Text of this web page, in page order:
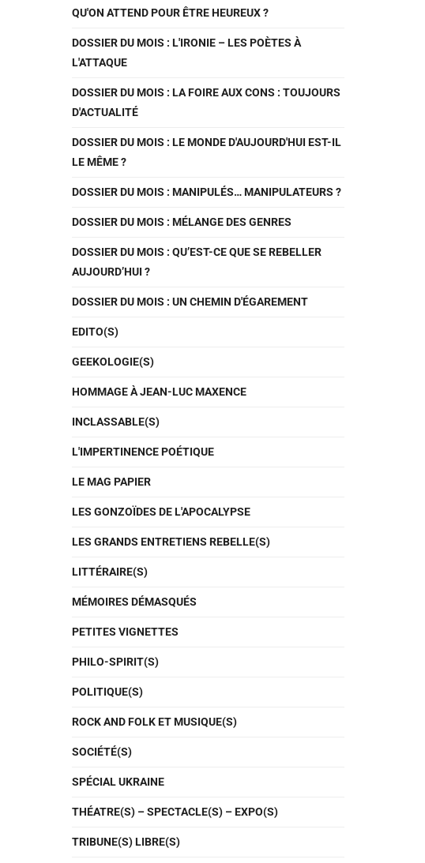
QU'ON ATTEND POUR ÊTRE HEUREUX ?
DOSSIER DU MOIS : L'IRONIE – LES POÈTES À
L'ATTAQUE
DOSSIER DU MOIS : LA FOIRE AUX CONS : TOUJOURS
D'ACTUALITÉ
DOSSIER DU MOIS : LE MONDE D'AUJOURD'HUI EST-IL
LE MÊME ?
DOSSIER DU MOIS : MANIPULÉS… MANIPULATEURS ?
DOSSIER DU MOIS : MÉLANGE DES GENRES
DOSSIER DU MOIS : QU’EST-CE QUE SE REBELLER
AUJOURD’HUI ?
DOSSIER DU MOIS : UN CHEMIN D'ÉGAREMENT
EDITO(S)
GEEKOLOGIE(S)
HOMMAGE À JEAN-LUC MAXENCE
INCLASSABLE(S)
L'IMPERTINENCE POÉTIQUE
LE MAG PAPIER
LES GONZOÏDES DE L'APOCALYPSE
LES GRANDS ENTRETIENS REBELLE(S)
LITTÉRAIRE(S)
MÉMOIRES DÉMASQUÉS
PETITES VIGNETTES
PHILO-SPIRIT(S)
POLITIQUE(S)
ROCK AND FOLK ET MUSIQUE(S)
SOCIÉTÉ(S)
SPÉCIAL UKRAINE
THÉATRE(S) – SPECTACLE(S) – EXPO(S)
TRIBUNE(S) LIBRE(S)